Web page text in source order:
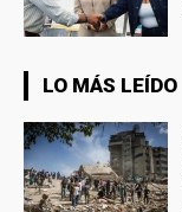
LO MÁS LEÍDO